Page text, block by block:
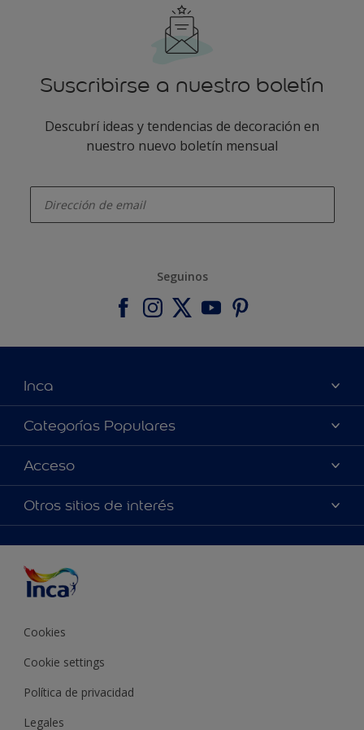
Suscribirse a nuestro boletín
Descubrí ideas y tendencias de decoración en
nuestro nuevo boletín mensual
Seguinos
Inca
Acerca de Inca
Contactanos
Encontrá un distribuidor Inca
Categorías Populares
Colores
Productos
Inspiración
Acceso
Accesibilidad
Precisión del color
Otros sitios de interés
Cookies
Cookie settings
Política de privacidad
Legales